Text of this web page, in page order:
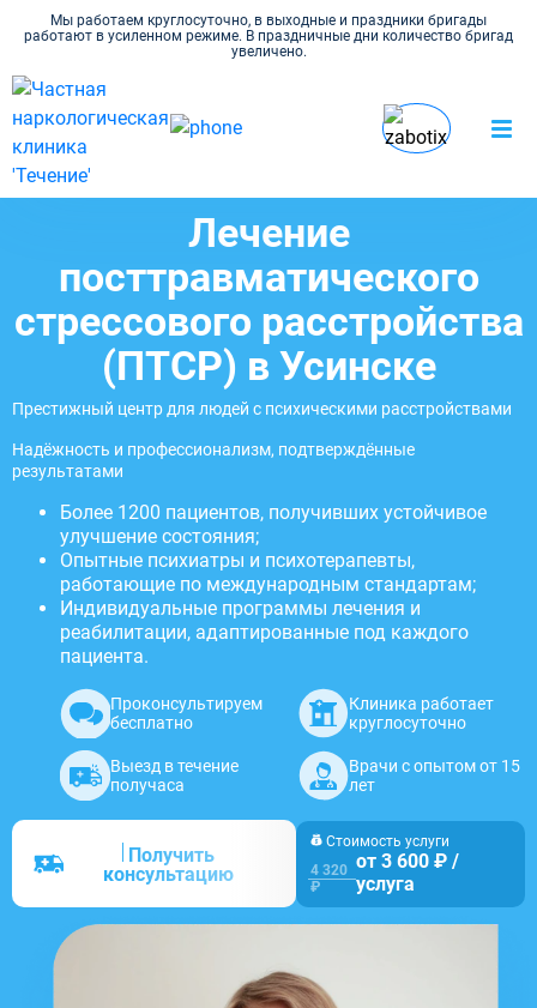
Мы работаем круглосуточно, в выходные и праздники бригады
работают в усиленном режиме. В праздничные дни количество бригад
увеличено.
Лечение
посттравматического
стрессового расстройства
(ПТСР) в Усинске
Престижный центр для людей с психическими расстройствами
Надёжность и профессионализм, подтверждённые
результатами
Более 1200 пациентов, получивших устойчивое
улучшение состояния;
Опытные психиатры и психотерапевты,
работающие по международным стандартам;
Индивидуальные программы лечения и
реабилитации, адаптированные под каждого
пациента.
Проконсультируем
бесплатно
Клиника работает
круглосуточно
Выезд в течение
получаса
Врачи с опытом от 15
лет
консультацию
Стоимость услуги
4 320
₽
от 3 600 ₽ /
услуга